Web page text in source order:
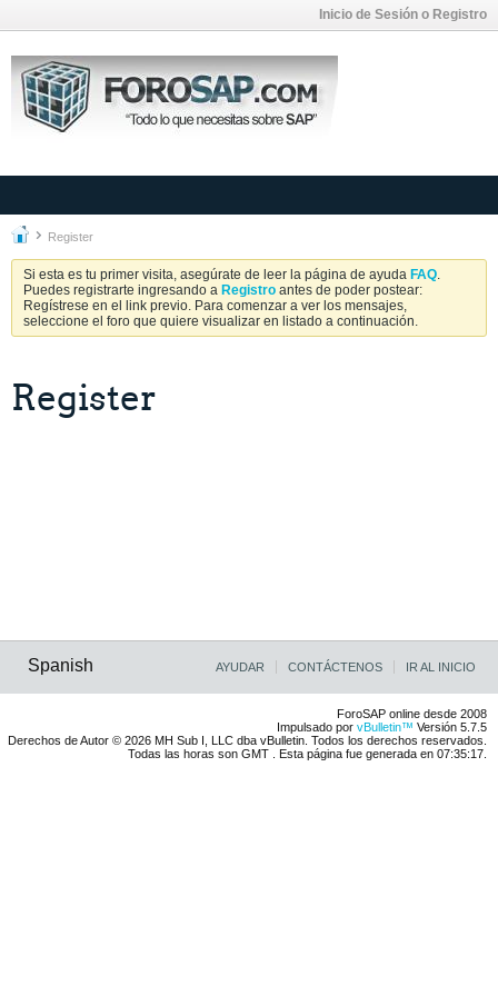
Inicio de Sesión o Registro
Register
Si esta es tu primer visita, asegúrate de leer la página de ayuda FAQ.
Puedes registrarte ingresando a Registro antes de poder postear:
Regístrese en el link previo. Para comenzar a ver los mensajes,
seleccione el foro que quiere visualizar en listado a continuación.
Register
Spanish AYUDAR CONTÁCTENOS IR AL INICIO
ForoSAP online desde 2008
Impulsado por vBulletin™ Versión 5.7.5
Derechos de Autor © 2026 MH Sub I, LLC dba vBulletin. Todos los derechos reservados.
Todas las horas son GMT . Esta página fue generada en 07:35:17.